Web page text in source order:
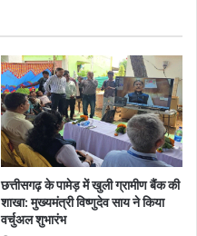
छत्तीसगढ़ के पामेड़ में खुली ग्रामीण बैंक की
शाखा: मुख्यमंत्री विष्णुदेव साय ने किया
वर्चुअल शुभारंभ